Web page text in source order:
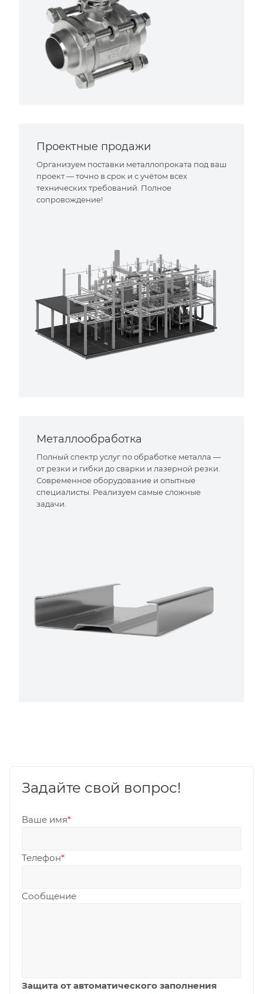
Проектные продажи
Организуем поставки металлопроката под ваш
проект — точно в срок и с учётом всех
технических требований. Полное
сопровождение!
Металлообработка
Полный спектр услуг по обработке металла —
от резки и гибки до сварки и лазерной резки.
Современное оборудование и опытные
специалисты. Реализуем самые сложные
задачи.
Задайте свой вопрос!
Ваше имя*
Телефон*
Сообщение
Защита от автоматического заполнения